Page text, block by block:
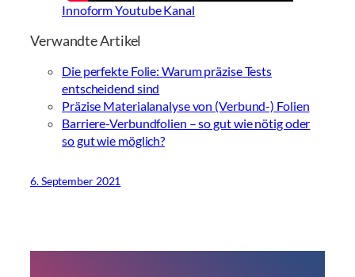
Innoform Youtube Kanal
Verwandte Artikel
Die perfekte Folie: Warum präzise Tests
entscheidend sind
Präzise Materialanalyse von (Verbund-) Folien
Barriere-Verbundfolien – so gut wie nötig oder
so gut wie möglich?
6. September 2021